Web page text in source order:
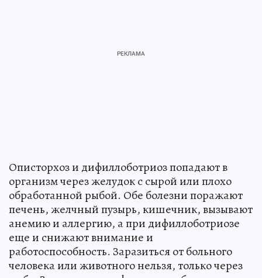
Описторхоз и дифиллоботриоз попадают в
организм через желудок с сырой или плохо
обработанной рыбой. Обе болезни поражают
печень, желчный пузырь, кишечник, вызывают
анемию и аллергию, а при дифиллоботриозе
еще и снижают внимание и
работоспособность. Заразиться от больного
человека или животного нельзя, только через